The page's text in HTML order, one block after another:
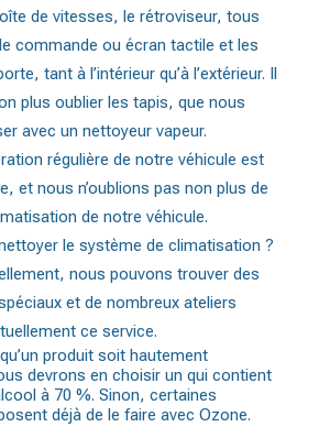
de vitesses, le rétroviseur, tous
commande ou écran tactile et les
tant à l’intérieur qu’à l’extérieur. Il
plus oublier les tapis, que nous
avec un nettoyeur vapeur.
régulière de notre véhicule est
et nous n’oublions pas non plus de
de notre véhicule.
le système de climatisation ?
nous pouvons trouver des
et de nombreux ateliers
ce service.
produit soit hautement
devrons en choisir un qui contient
à 70 %. Sinon, certaines
déjà de le faire avec Ozone.